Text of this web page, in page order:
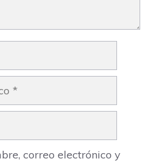
correo electrónico y